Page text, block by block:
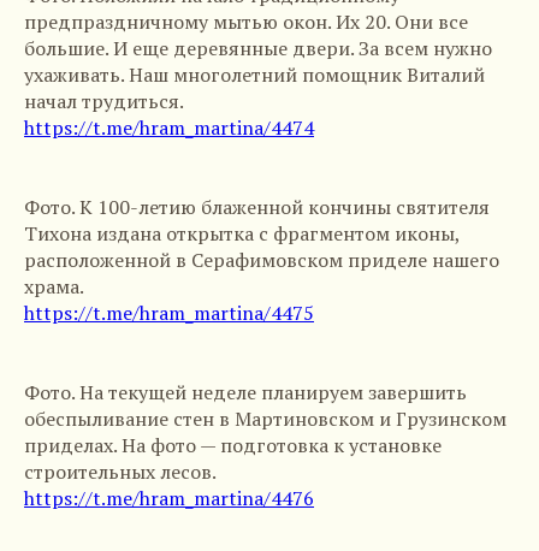
предпраздничному мытью окон. Их 20. Они все
большие. И еще деревянные двери. За всем нужно
ухаживать. Наш многолетний помощник Виталий
начал трудиться.
https://t.me/hram_martina/4474
Фото. К 100-летию блаженной кончины святителя
Тихона издана открытка с фрагментом иконы,
расположенной в Серафимовском приделе нашего
храма.
https://t.me/hram_martina/4475
Фото. На текущей неделе планируем завершить
обеспыливание стен в Мартиновском и Грузинском
приделах. На фото — подготовка к установке
строительных лесов.
https://t.me/hram_martina/4476